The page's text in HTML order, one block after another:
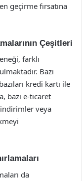
geçirme fırsatına
Çeşitleri
farklı
Bazı
kredi kartı ile
bazı e-ticaret
veya
da